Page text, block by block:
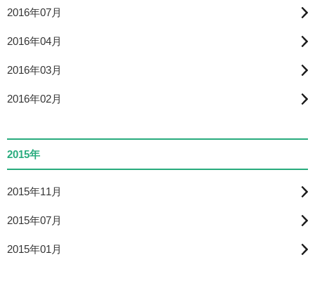
2016年07月
2016年04月
2016年03月
2016年02月
2015年
2015年11月
2015年07月
2015年01月